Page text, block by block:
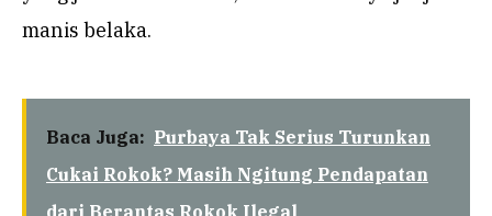
manis belaka.
Baca Juga: Purbaya Tak Serius Turunkan
Cukai Rokok? Masih Ngitung Pendapatan
dari Berantas Rokok Ilegal